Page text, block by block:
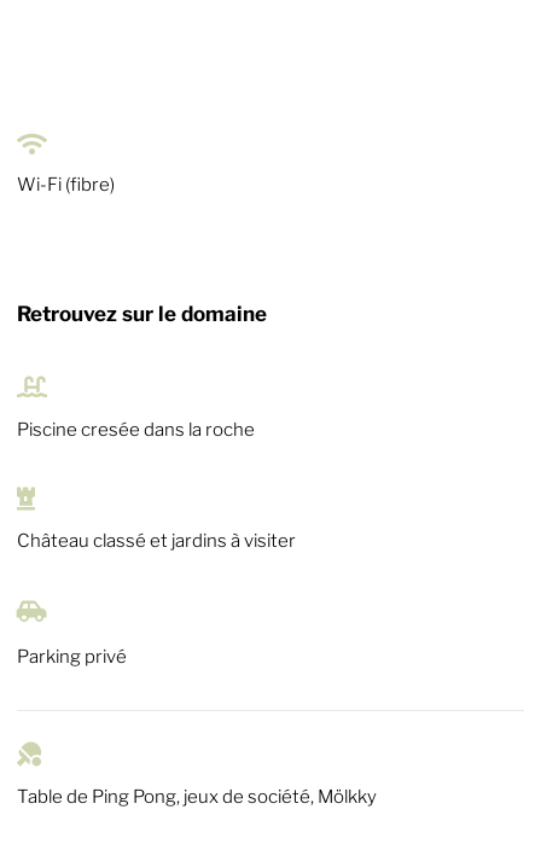

Wi-Fi (fibre)
Retrouvez sur le domaine

Piscine cresée dans la roche

Château classé et jardins à visiter

Parking privé

Table de Ping Pong, jeux de société, Mölkky